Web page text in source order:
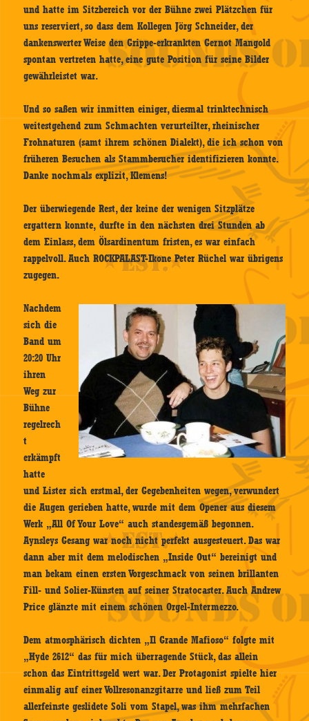
und hatte im Sitzbereich vor der Bühne zwei Plätzchen für
uns reserviert, so dass dem Kollegen Jörg Schneider, der
dankenswerter Weise den Grippe-erkrankten Gernot Mangold
spontan vertreten hatte, eine gute Position für seine Bilder
gewährleistet war.
Und so saßen wir inmitten einiger, diesmal trinktechnisch
weitestgehend zum Schmachten verurteilter, rheinischer
Frohnaturen (samt ihrem schönen Dialekt), die ich schon von
früheren Besuchen als Stammbesucher identifizieren konnte.
Danke nochmals explizit, Klemens!
Der überwiegende Rest, der keine der wenigen Sitzplätze
ergattern konnte, durfte in den nächsten drei Stunden ab
dem Einlass, dem Ölsardinentum fristen, es war einfach
rappelvoll. Auch ROCKPALAST-Ikone Peter Rüchel war übrigens
zugegen.
Nachdem
sich die
Band um
20:20 Uhr
ihren
Weg zur
Bühne
regelrech
t
erkämpft
hatte
und Lister sich erstmal, der Gegebenheiten wegen, verwundert
die Augen gerieben hatte, wurde mit dem Opener aus diesem
Werk „All Of Your Love“ auch standesgemäß begonnen.
Aynsleys Gesang war noch nicht perfekt ausgesteuert. Das war
dann aber mit dem melodischen „Inside Out“ bereinigt und
man bekam einen ersten Vorgeschmack von seinen brillanten
Fill- und Solier-Künsten auf seiner Stratocaster. Auch Andrew
Price glänzte mit einem schönen Orgel-Intermezzo.
Dem atmosphärisch dichten „Il Grande Mafioso“ folgte mit
„Hyde 2612“ das für mich überragende Stück, das allein
schon das Eintrittsgeld wert war. Der Protagonist spielte hier
einmalig auf einer Vollresonanzgitarre und ließ zum Teil
allerfeinste geslidete Soli vom Stapel, was ihm mehrfachen